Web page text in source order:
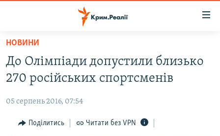
Перейти
основного
матеріалу
Перейти
до
навігації
ВОДА.КРИМ
ВІДЕО ТА ФОТО
ПОЛІТИКА
БЛОГИ
НОВИНИ
До Олімпіади допустили близько
270 російських спортсменів
05 серпень 2016, 07:54
Поділитись Читати без VPN